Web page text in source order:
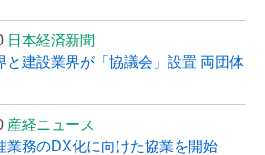
日本経済新聞
と建設業界が「協議会」設置 両団体
産経ニュース
業務のDX化に向けた協業を開始